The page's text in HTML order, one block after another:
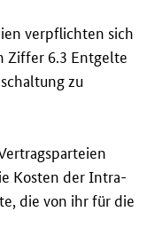
verpflichten sich
Ziffer 6.3 Entgelte
zu
Kosten derIntra-
die von ihr für die